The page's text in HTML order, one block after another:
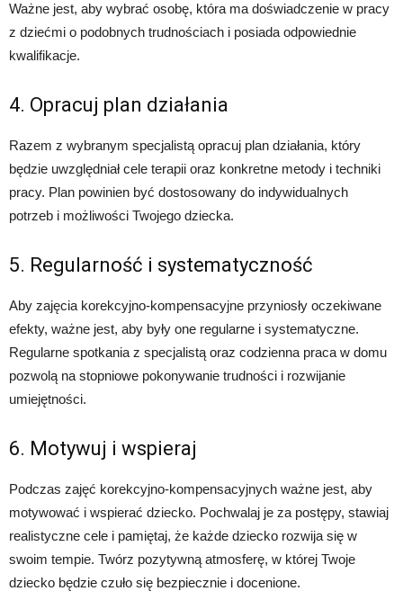
Ważne jest, aby wybrać osobę, która ma doświadczenie w pracy
z dziećmi o podobnych trudnościach i posiada odpowiednie
kwalifikacje.
4. Opracuj plan działania
Razem z wybranym specjalistą opracuj plan działania, który
będzie uwzględniał cele terapii oraz konkretne metody i techniki
pracy. Plan powinien być dostosowany do indywidualnych
potrzeb i możliwości Twojego dziecka.
5. Regularność i systematyczność
Aby zajęcia korekcyjno-kompensacyjne przyniosły oczekiwane
efekty, ważne jest, aby były one regularne i systematyczne.
Regularne spotkania z specjalistą oraz codzienna praca w domu
pozwolą na stopniowe pokonywanie trudności i rozwijanie
umiejętności.
6. Motywuj i wspieraj
Podczas zajęć korekcyjno-kompensacyjnych ważne jest, aby
motywować i wspierać dziecko. Pochwalaj je za postępy, stawiaj
realistyczne cele i pamiętaj, że każde dziecko rozwija się w
swoim tempie. Twórz pozytywną atmosferę, w której Twoje
dziecko będzie czuło się bezpiecznie i docenione.